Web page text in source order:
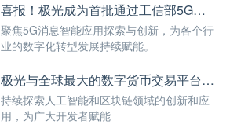
喜报！极光成为首批通过工信部5G消息平台功能完备性测试企业
聚焦5G消息智能应用探索与创新，为各个行
业的数字化转型发展持续赋能。
极光与全球最大的数字货币交易平台达成合作
持续探索人工智能和区块链领域的创新和应
用，为广大开发者赋能